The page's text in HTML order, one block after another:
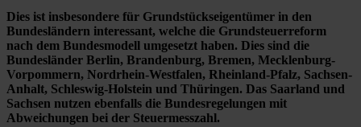
Dies ist insbesondere für Grundstückseigentümer in den
Bundesländern interessant, welche die Grundsteuerreform
nach dem Bundesmodell umgesetzt haben. Dies sind die
Bundesländer Berlin, Brandenburg, Bremen, Mecklenburg-
Vorpommern, Nordrhein-Westfalen, Rheinland-Pfalz, Sachsen-
Anhalt, Schleswig-Holstein und Thüringen. Das Saarland und
Sachsen nutzen ebenfalls die Bundesregelungen mit
Abweichungen bei der Steuermesszahl.